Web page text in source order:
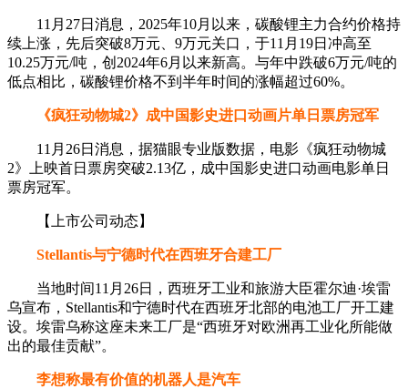
11月27日消息，2025年10月以来，碳酸锂主力合约价格持
续上涨，先后突破8万元、9万元关口，于11月19日冲高至
10.25万元/吨，创2024年6月以来新高。与年中跌破6万元/吨的
低点相比，碳酸锂价格不到半年时间的涨幅超过60%。
《疯狂动物城2》成中国影史进口动画片单日票房冠军
11月26日消息，据猫眼专业版数据，电影《疯狂动物城
2》上映首日票房突破2.13亿，成中国影史进口动画电影单日
票房冠军。
【上市公司动态】
Stellantis与宁德时代在西班牙合建工厂
当地时间11月26日，西班牙工业和旅游大臣霍尔迪·埃雷
乌宣布，Stellantis和宁德时代在西班牙北部的电池工厂开工建
设。埃雷乌称这座未来工厂是“西班牙对欧洲再工业化所能做
出的最佳贡献”。
李想称最有价值的机器人是汽车